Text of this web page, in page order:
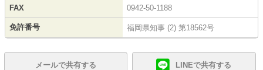
FAX 0942-50-1188
免許番号 福岡県知事 (2) 第18562号
メールで共有する LINEで共有する